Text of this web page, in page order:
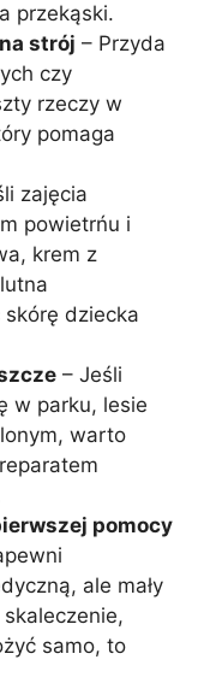
przekąski.
strój – Przyda
czy
rzeczy w
pomaga
zajęcia
powietrńu i
krem z
dziecka
– Jeśli
w parku, lesie
warto
pomocy
ale mały
samo, to